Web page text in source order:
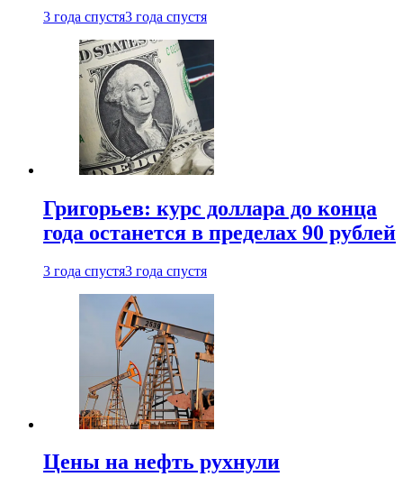
3 года спустя3 года спустя
Григорьев: курс доллара до конца
года останется в пределах 90 рублей
3 года спустя3 года спустя
Цены на нефть рухнули